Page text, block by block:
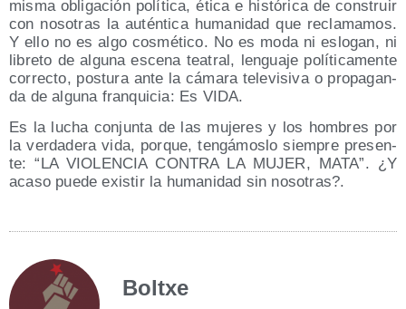
mis­ma obli­ga­ción polí­ti­ca, éti­ca e his­tó­ri­ca de cons­truir
con noso­tras la autén­ti­ca huma­ni­dad que recla­ma­mos.
Y ello no es algo cos­mé­ti­co. No es moda ni eslo­gan, ni
libre­to de algu­na esce­na tea­tral, len­gua­je polí­ti­ca­men­te
correc­to, pos­tu­ra ante la cáma­ra tele­vi­si­va o pro­pa­gan­
da de algu­na fran­qui­cia: Es VIDA.
Es la lucha con­jun­ta de las muje­res y los hom­bres por
la ver­da­de­ra vida, por­que, ten­gá­mos­lo siem­pre pre­sen­
te: “LA VIOLENCIA CONTRA LA MUJER, MATA”. ¿Y
aca­so pue­de exis­tir la huma­ni­dad sin nosotras?.
Boltxe